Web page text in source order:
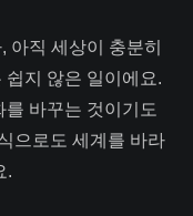
아직 세상이 충분히
지 않은 일이에요.
바꾸는 것이기도
으로도 세계를 바라
.